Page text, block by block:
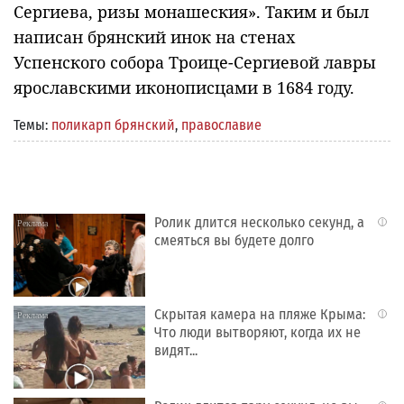
Сергиева, ризы монашеския». Таким и был
написан брянский инок на стенах
Успенского собора Троице-Сергиевой лавры
ярославскими иконописцами в 1684 году.
Темы: поликарп брянский, православие
i
Ролик длится несколько секунд, а
смеяться вы будете долго
i
Скрытая камера на пляже Крыма:
Что люди вытворяют, когда их не
видят...